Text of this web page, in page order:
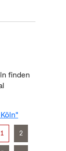
finden
1 2